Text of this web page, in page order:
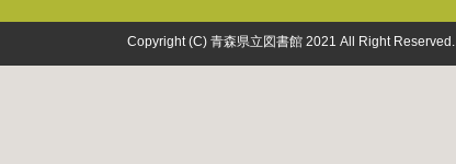
Copyright (C) 青森県立図書館 2021 All Right Reserved.